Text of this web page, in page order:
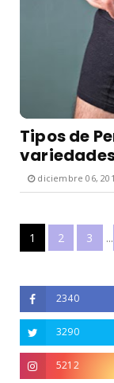
Tipos de
diciembre 06,
1 2 3 ...
2340
3290
5212